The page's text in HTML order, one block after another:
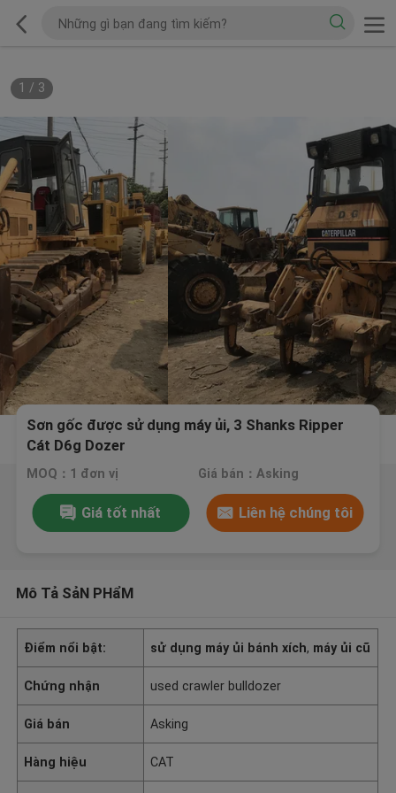
1 / 3
Sơn gốc được sử dụng máy ủi, 3 Shanks Ripper
Cát D6g Dozer
MOQ：1 đơn vị Giá bán：Asking
Giá tốt nhất Liên hệ chúng tôi
Mô Tả SảN PHẩM
Điểm nổi bật: sử dụng máy ủi bánh xích, máy ủi cũ
Chứng nhận used crawler bulldozer
Giá bán Asking
Hàng hiệu CAT